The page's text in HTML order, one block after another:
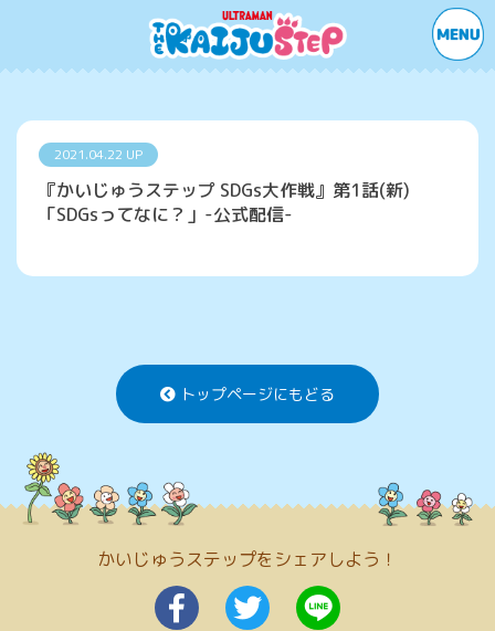
2021.04.22 UP
『かいじゅうステップ SDGs大作戦』第1話(新)
「SDGsってなに？」-公式配信-
トップページにもどる
かいじゅうステップをシェアしよう！